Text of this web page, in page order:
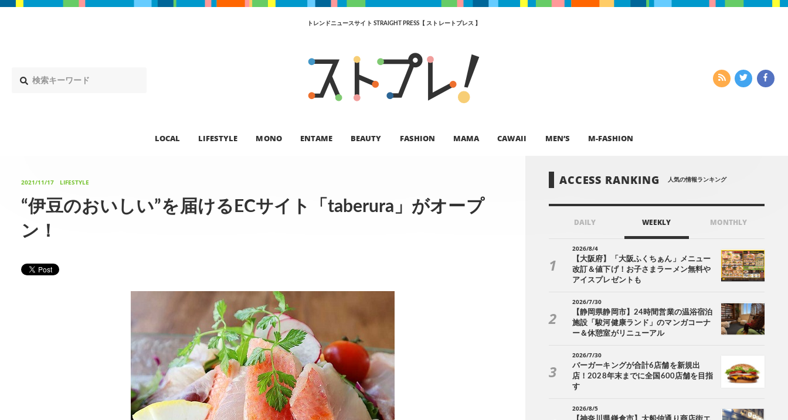
トレンドニュースサイト STRAIGHT PRESS【 ストレートプレス 】
LOCAL LIFESTYLE MONO ENTAME BEAUTY FASHION MAMA CAWAII MEN’S M-FASHION
2021/11/17 LIFESTYLE
“伊豆のおいしい”を届けるECサイト「taberura」がオープ
ン！
ACCESS RANKING 人気の情報ランキング
DAILY WEEKLY MONTHLY
2026/8/4
【大阪府】「大阪ふくちぁん」メニュー
改訂＆値下げ！お子さまラーメン無料や
アイスプレゼントも
2026/7/30
【静岡県静岡市】24時間営業の温浴宿泊
施設「駿河健康ランド」のマンガコーナ
ー＆休憩室がリニューアル
2026/7/30
バーガーキングが合計6店舗を新規出
店！2028年末までに全国600店舗を目指
す
2026/8/5